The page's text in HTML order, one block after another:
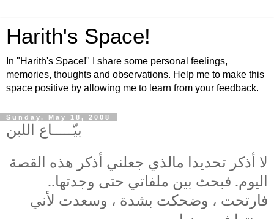
Harith's Space!
In "Harith's Space!" I share some personal feelings,
memories, thoughts and observations. Help me to make this
space positive by allowing me to learn from your feedback.
Sunday, May 18, 2008
بيّـــــاع اللبن
لا أذكر تحديدا مالذي جعلني أذكر هذه القصة
اليوم. فبحث بين ملفاتي حتى وجدتها..
فارتحت ، وضحكت بشدة ، وسعدت لأني